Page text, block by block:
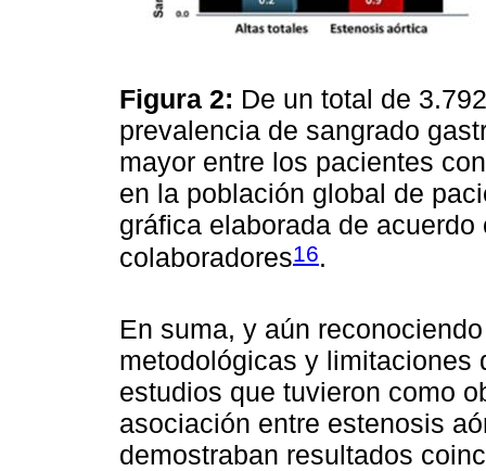
Figura 2: De un total de
prevalencia de sangrado
mayor entre los pacientes
en la población global de
gráfica elaborada de
colaboradores16.
En suma, y aún
metodológicas y limitaciones
estudios que tuvieron como
asociación entre estenosis
demostraban resultados